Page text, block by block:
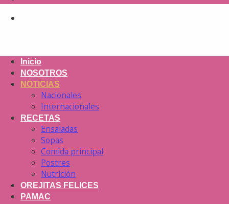
Inicio
NOSOTROS
NOTICIAS
Nacionales
Internacionales
RECETAS
Ensaladas
Sopas
Comida principal
Postres
Nutrición
OREJITAS FELICES
PAMAC